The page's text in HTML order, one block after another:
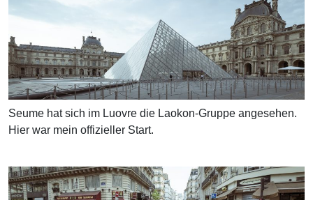
Seume hat sich im Luovre die Laokon-Gruppe angesehen.
Hier war mein offizieller Start.